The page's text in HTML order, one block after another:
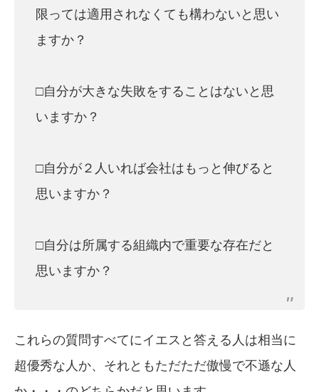
限っては適用されなくても構わないと思い
ますか？
□自分が大きな失敗をすることはないと思
いますか？
□自分が２人いれば会社はもっと伸びると
思いますか？
□自分は所属する組織内で重要な存在だと
思いますか？
これらの質問すべてにイエスと答える人は相当に
超優秀な人か、それともただただ傲慢で不遜な人